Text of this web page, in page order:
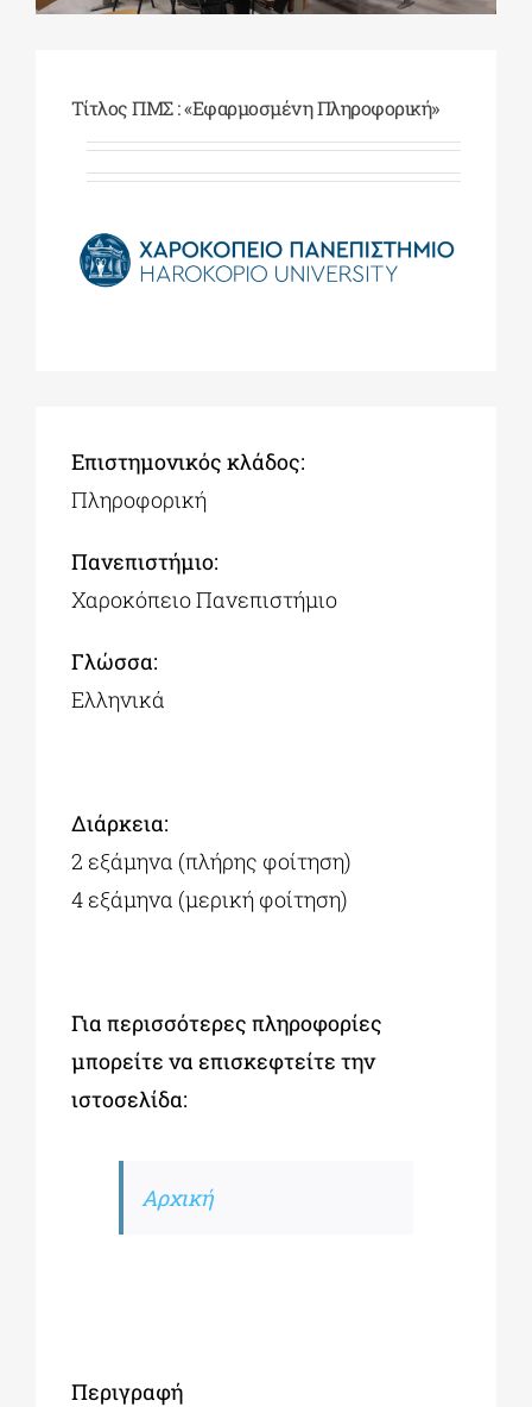
ΕΚΠΑΙΔΕΥΤΙΚΑ ΙΔΡΥΜΑΤΑ
ΕΚΔΗΛΩΣΕΙΣ
Τίτλος ΠΜΣ : «Εφαρμοσμένη Πληροφορική»
Επιστημονικός κλάδος:
Πληροφορική
Πανεπιστήμιo:
Χαροκόπειο Πανεπιστήμιο
Γλώσσα:
Ελληνικά
Διάρκεια:
2 εξάμηνα (πλήρης φοίτηση)
4 εξάμηνα (μερική φοίτηση)
Για περισσότερες πληροφορίες
μπορείτε να επισκεφτείτε την
ιστοσελίδα:
Αρχική
Περιγραφή